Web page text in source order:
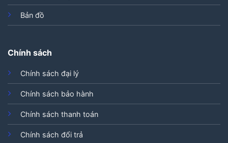
Bản đồ
Chính sách
Chính sách đại lý
Chính sách bảo hành
Chính sách thanh toán
Chính sách đổi trả